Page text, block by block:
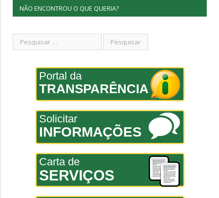
NÃO ENCONTROU O QUE QUERIA?
Portal da
TRANSPARÊNCIA
Solicitar
INFORMAÇÕES
Carta de
SERVIÇOS